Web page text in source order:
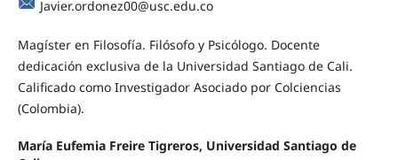
Javier.ordonez00@usc.edu.co
Magíster en Filosofía. Filósofo y Psicólogo. Docente
dedicación exclusiva de la Universidad Santiago de Cali.
Calificado como Investigador Asociado por Colciencias
(Colombia).
María Eufemia Freire Tigreros, Universidad Santiago de